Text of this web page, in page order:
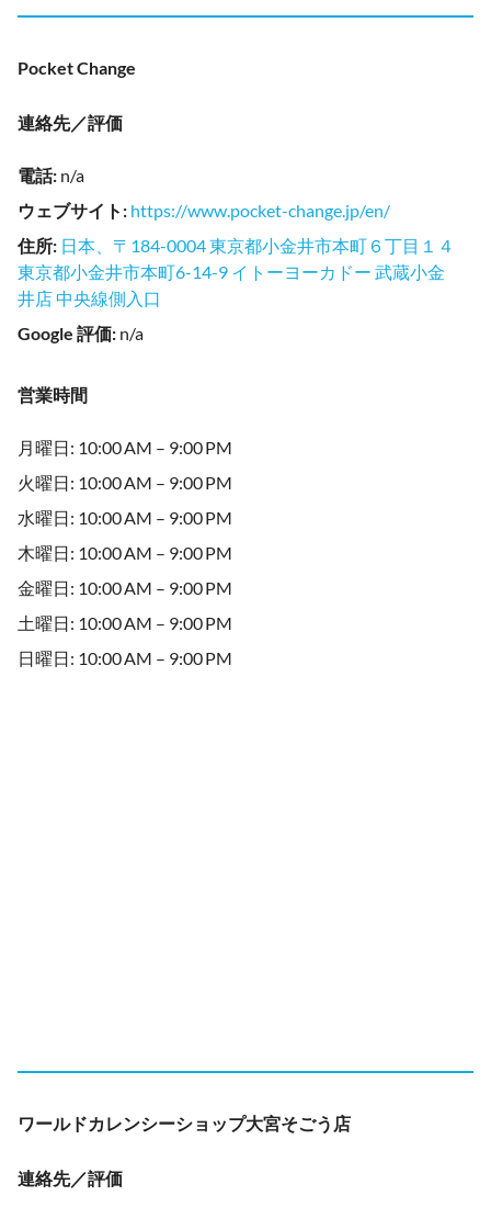
Pocket Change
連絡先／評価
電話: n/a
ウェブサイト : https://www.pocket-change.jp/en/
住所: 日本、〒184-0004 東京都小金井市本町６丁目１４
東京都小金井市本町6-14-9 イトーヨーカドー 武蔵小金
井店 中央線側入口
Google 評価: n/a
営業時間
月曜日: 10:00 AM – 9:00 PM
火曜日: 10:00 AM – 9:00 PM
水曜日: 10:00 AM – 9:00 PM
木曜日: 10:00 AM – 9:00 PM
金曜日: 10:00 AM – 9:00 PM
土曜日: 10:00 AM – 9:00 PM
日曜日: 10:00 AM – 9:00 PM
ワールドカレンシーショップ大宮そごう店
連絡先／評価